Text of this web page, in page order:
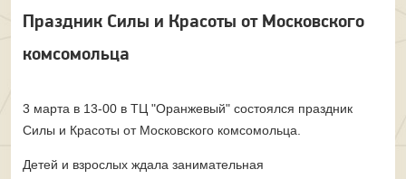
Праздник Силы и Красоты от Московского
комсомольца
3 марта в 13-00 в ТЦ "Оранжевый" состоялся праздник
Силы и Красоты от Московского комсомольца.
Детей и взрослых ждала занимательная